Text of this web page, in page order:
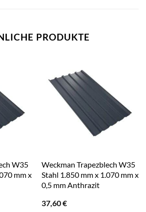
PRODUKTE
W35
mm x
Weckman Trapezblech W35
Stahl 1.850 mm x 1.070 mm x
0,5 mm Anthrazit
37,60€